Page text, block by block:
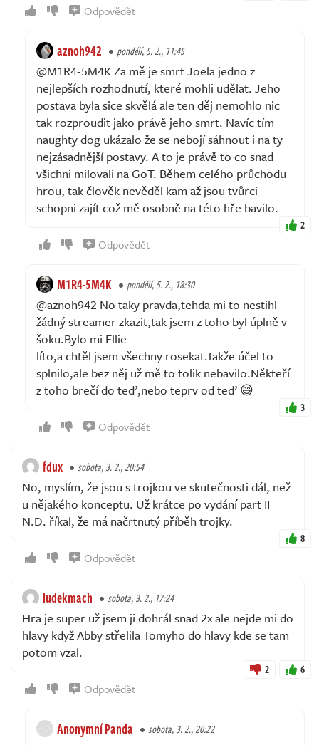
Odpovědět
aznoh942 pondělí, 5. 2., 11:45
@M1R4-5M4K Za mě je smrt Joela jedno z
nejlepších rozhodnutí, které mohli udělat. Jeho
postava byla sice skvělá ale ten děj nemohlo nic
tak rozproudit jako právě jeho smrt. Navíc tím
naughty dog ukázalo že se nebojí sáhnout i na ty
nejzásadnější postavy. A to je právě to co snad
všichni milovali na GoT. Během celého průchodu
hrou, tak člověk nevěděl kam až jsou tvůrci
schopni zajít což mě osobně na této hře bavilo.
2
Odpovědět
M1R4-5M4K pondělí, 5. 2., 18:30
@aznoh942 No taky pravda,tehda mi to nestihl
žádný streamer zkazit,tak jsem z toho byl úplně v
šoku.Bylo mi Ellie
líto,a chtěl jsem všechny rosekat.Takže účel to
splnilo,ale bez něj už mě to tolik nebavilo.Někteří
z toho brečí do teď,nebo teprv od teď 😄
3
Odpovědět
fdux sobota, 3. 2., 20:54
No, myslím, že jsou s trojkou ve skutečnosti dál, než
u nějakého konceptu. Už krátce po vydání part II
N.D. říkal, že má načrtnutý příběh trojky.
8
Odpovědět
ludekmach sobota, 3. 2., 17:24
Hra je super už jsem ji dohrál snad 2x ale nejde mi do
hlavy když Abby střelila Tomyho do hlavy kde se tam
potom vzal.
2 6
Odpovědět
Anonymní Panda sobota, 3. 2., 20:22